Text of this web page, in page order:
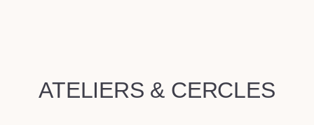
ATELIERS & CERCLES